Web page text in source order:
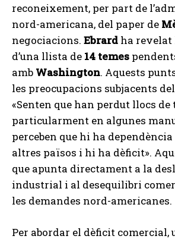
reconeixement, per part de
nord-americana, del paper de
negociacions. Ebrard ha revelat
d’una llista de 14 temes
amb Washington. Aquests
les preocupacions subjacents
«Senten que han perdut llocs de
particularment en algunes
perceben que hi ha dependència
altres països i hi ha dèficit».
que apunta directament a la
industrial i al desequilibri
les demandes nord-americanes.
Per abordar el dèficit comercial,